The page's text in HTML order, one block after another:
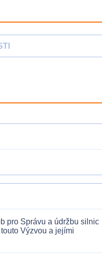
pro Správu a údržbu silnic
Výzvou a jejími